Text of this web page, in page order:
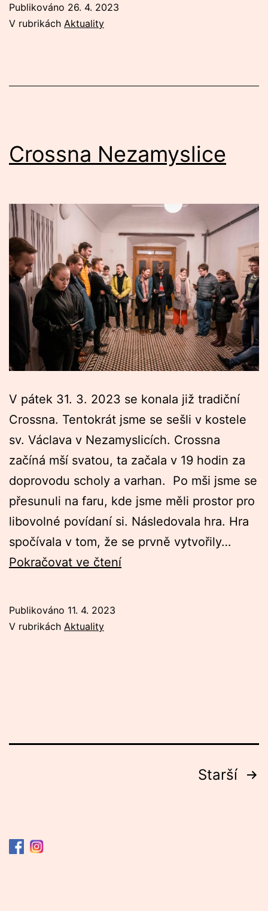
Publikováno 26. 4. 2023
V rubrikách Aktuality
Crossna Nezamyslice
V pátek 31. 3. 2023 se konala již tradiční
Crossna. Tentokrát jsme se sešli v kostele
sv. Václava v Nezamyslicích. Crossna
začíná mší svatou, ta začala v 19 hodin za
doprovodu scholy a varhan. Po mši jsme se
přesunuli na faru, kde jsme měli prostor pro
libovolné povídaní si. Následovala hra. Hra
spočívala v tom, že se prvně vytvořily…
Pokračovat ve čteníCrossna
Publikováno 11. 4. 2023
V rubrikách Aktuality
Starší